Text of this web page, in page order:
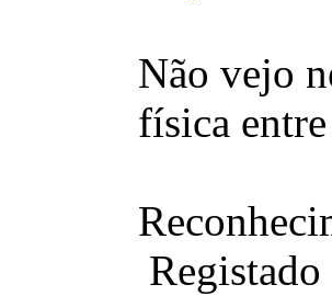
Não vejo
física
Registado